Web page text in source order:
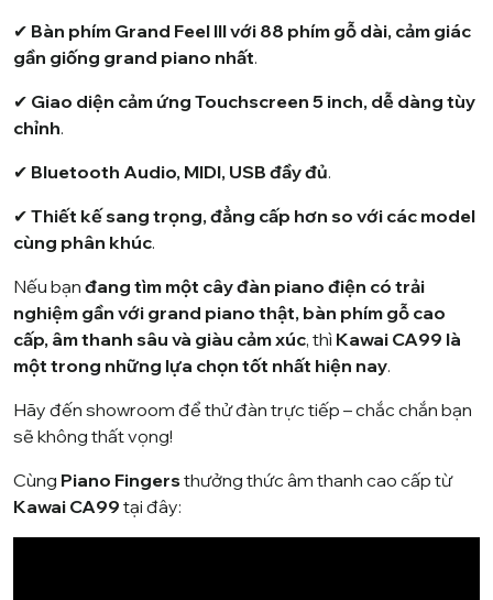
✔ Bàn phím Grand Feel III với 88 phím gỗ dài, cảm giác
gần giống grand piano nhất.
✔ Giao diện cảm ứng Touchscreen 5 inch, dễ dàng tùy
chỉnh.
✔ Bluetooth Audio, MIDI, USB đầy đủ.
✔ Thiết kế sang trọng, đẳng cấp hơn so với các model
cùng phân khúc.
Nếu bạn đang tìm một cây đàn piano điện có trải
nghiệm gần với grand piano thật, bàn phím gỗ cao
cấp, âm thanh sâu và giàu cảm xúc, thì Kawai CA99 là
một trong những lựa chọn tốt nhất hiện nay.
Hãy đến showroom để thử đàn trực tiếp – chắc chắn bạn
sẽ không thất vọng!
Cùng Piano Fingersthưởng thức âm thanh cao cấp từ
Kawai CA99 tại đây: